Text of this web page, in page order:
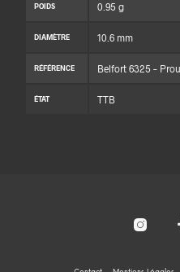
POIDS 0.95 g
DIAMÈTRE 10.6 mm
RÉFÉRENCE Belfort 6325 – Prou
ÉTAT TTB